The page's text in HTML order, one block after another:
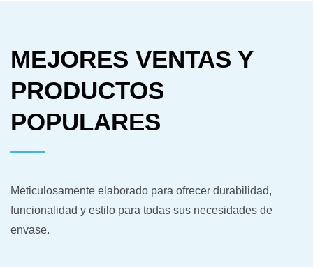
MEJORES VENTAS Y
PRODUCTOS
POPULARES
Meticulosamente elaborado para ofrecer durabilidad,
funcionalidad y estilo para todas sus necesidades de
envase.